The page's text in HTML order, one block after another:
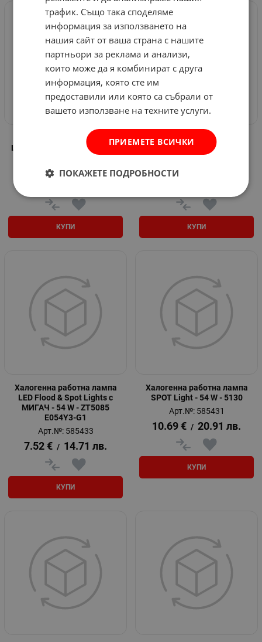
Халогенна работна лампа
LED Flood & Spot Lights - 168
Арт.№: 585437
КУПИ
Халогенна работна лампа
LED Flood Light - 144 W -
ZT5219-2
Арт.№: 585435
КУПИ
Халогенна работна лампа
LED Flood & Spot Lights с
МИГАЧ - 54 W - ZT5085
E054Y3-G1
Арт.№: 585433
7.52 € / 14.71 лв.
КУПИ
Халогенна работна лампа
SPOT Light - 54 W - 5130
Арт.№: 585431
10.69 € / 20.91 лв.
КУПИ
трафик. Също така споделяме
информация за използването на
нашия сайт от ваша страна с нашите
партньори за реклама и анализи,
които може да я комбинират с друга
информация, която сте им
предоставили или която са събрали от
вашето използване на техните услуги.
ПРИЕМЕТЕ ВСИЧКИ
ПОКАЖЕТЕ ПОДРОБНОСТИ